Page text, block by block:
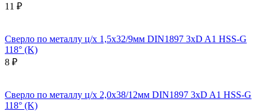
11 ₽
Сверло по металлу ц/х 1,5x32/9мм DIN1897 3xD A1 HSS-G
118° (K)
8 ₽
Сверло по металлу ц/х 2,0x38/12мм DIN1897 3xD A1 HSS-G
118° (K)